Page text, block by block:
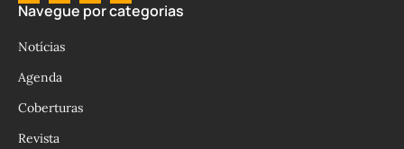
Navegue por categorias
Notícias
Agenda
Coberturas
Revista